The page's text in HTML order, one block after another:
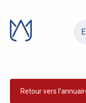
content
Retour vers